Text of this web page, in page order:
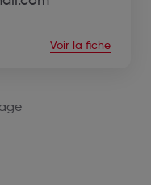
Voir la fiche